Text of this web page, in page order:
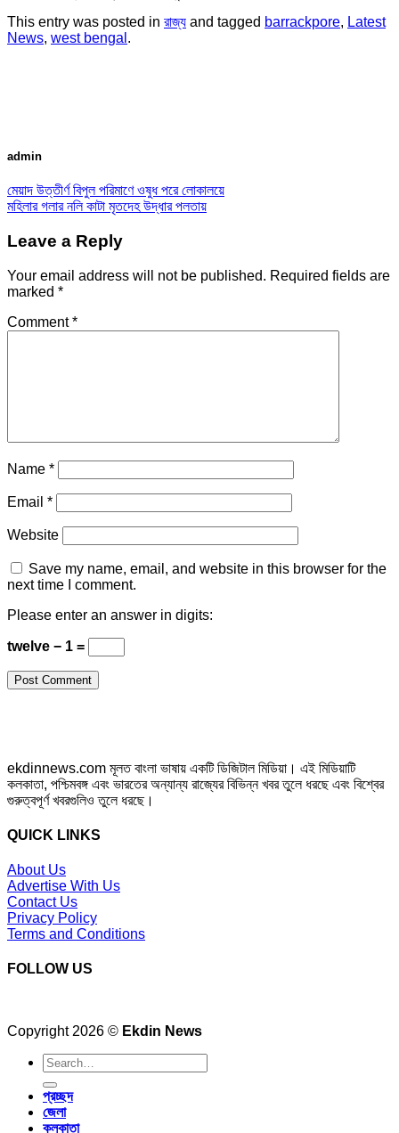
This entry was posted in রাজ্য and tagged barrackpore, Latest
News, west bengal .
admin
মেয়াদ উত্তীর্ণ বিপুল পরিমাণে ওষুধ পরে লোকালয়ে
মহিলার গলার নলি কাটা মৃতদেহ উদ্ধার পলতায়
Leave a Reply
Your email address will not be published. Required fields are
marked *
Comment*
Name *
Email *
Website
Save my name, email, and website in this browser for the
next time I comment.
Please enter an answer in digits:
twelve − 1 =
ekdinnews.com মূলত বাংলা ভাষায় একটি ডিজিটাল মিডিয়া। এই মিডিয়াটি
কলকাতা, পশ্চিমবঙ্গ এবং ভারতের অন্যান্য রাজ্যের বিভিন্ন খবর তুলে ধরছে এবং বিশ্বের
গুরুত্বপূর্ণ খবরগুলিও তুলে ধরছে।
QUICK LINKS
About Us
Advertise With Us
Contact Us
Privacy Policy
Terms and Conditions
FOLLOW US
Copyright 2026 © Ekdin News
প্রচ্ছদ
জেলা
কলকাতা